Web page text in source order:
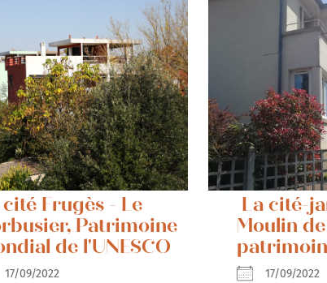
cité Frugès - Le
Patrimoine
de l'UNESCO
17/09/2022
La cité-
Moulin
17/09/2022